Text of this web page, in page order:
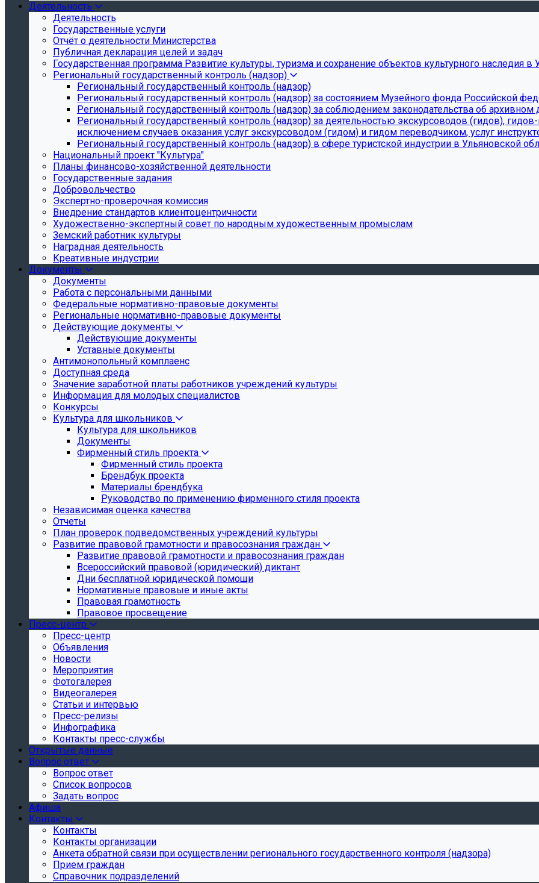
Деятельность
Деятельность
Государственные услуги
Отчёт о деятельности Министерства
Публичная декларация целей и задач
Государственная программа Развитие культуры, туризма и сохранение объектов культурного наследия в
Региональный государственный контроль (надзор)
Региональный государственный контроль (надзор)
Региональный государственный контроль (надзор) за состоянием Музейного фонда Российской
Региональный государственный контроль (надзор) за соблюдением законодательства об архивном
Региональный государственный контроль (надзор) за деятельностью экскурсоводов (гидов),
исключением случаев оказания услуг экскурсоводом (гидом) и гидом переводчиком, услуг
Региональный государственный контроль (надзор) в сфере туристской индустрии в Ульяновской
Национальный проект "Культура"
Планы финансово-хозяйственной деятельности
Государственные задания
Добровольчество
Экспертно-проверочная комиссия
Внедрение стандартов клиентоцентричности
Художественно-экспертный совет по народным художественным промыслам
Земский работник культуры
Наградная деятельность
Креативные индустрии
Документы
Документы
Работа с персональными данными
Федеральные нормативно-правовые документы
Региональные нормативно-правовые документы
Действующие документы
Действующие документы
Уставные документы
Антимонопольный комплаенс
Доступная среда
Значение заработной платы работников учреждений культуры
Информация для молодых специалистов
Конкурсы
Культура для школьников
Культура для школьников
Документы
Фирменный стиль проекта
Фирменный стиль проекта
Брендбук проекта
Материалы брендбука
Руководство по применению фирменного стиля проекта
Независимая оценка качества
Отчеты
План проверок подведомственных учреждений культуры
Развитие правовой грамотности и правосознания граждан
Развитие правовой грамотности и правосознания граждан
Всероссийский правовой (юридический) диктант
Дни бесплатной юридической помощи
Нормативные правовые и иные акты
Правовая грамотность
Правовое просвещение
Пресс-центр
Пресс-центр
Объявления
Новости
Мероприятия
Фотогалерея
Видеогалерея
Статьи и интервью
Пресс-релизы
Инфографика
Контакты пресс-службы
Открытые данные
Вопрос ответ
Вопрос ответ
Список вопросов
Задать вопрос
Афиша
Контакты
Контакты
Контакты организации
Анкета обратной связи при осуществлении регионального государственного контроля (надзора)
Прием граждан
Справочник подразделений